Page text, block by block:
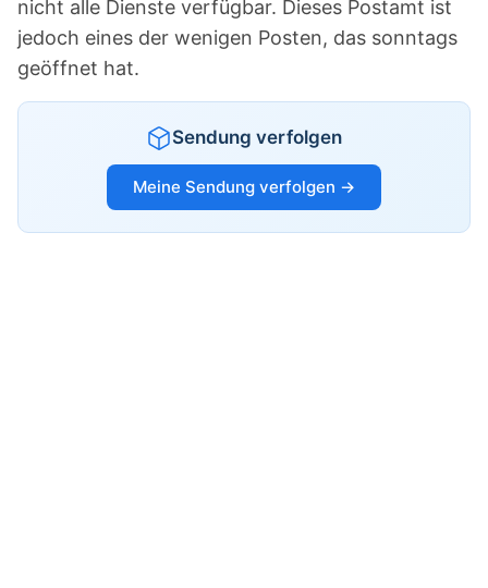
nicht alle Dienste verfügbar. Dieses Postamt ist
jedoch eines der wenigen Posten, das sonntags
geöffnet hat.
Sendung verfolgen
Meine Sendung verfolgen →